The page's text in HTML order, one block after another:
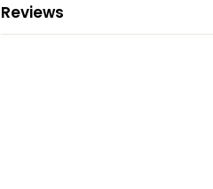
Reviews